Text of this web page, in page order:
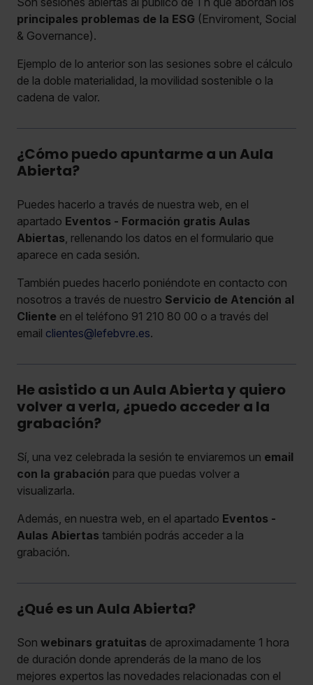
principales problemas de la ESG (Enviroment, Social
& Governance).
Ejemplo de lo anterior son las sesiones sobre el cálculo
de la doble materialidad, la movilidad sostenible o la
cadena de valor.
¿Cómo puedo apuntarme a un Aula
Abierta?
Puedes hacerlo a través de nuestra web, en el
apartado Eventos - Formación gratis Aulas
Abiertas, rellenando los datos en el formulario que
aparece en cada sesión.
También puedes hacerlo poniéndote en contacto con
nosotros a través de nuestro Servicio de Atención al
Cliente en el teléfono 91 210 80 00 o a través del
email clientes@lefebvre.es.
He asistido a un Aula Abierta y quiero
volver a verla, ¿puedo acceder a la
grabación?
Sí, una vez celebrada la sesión te enviaremos un email
con la grabación para que puedas volver a
visualizarla.
Además, en nuestra web, en el apartado Eventos -
Aulas Abiertas también podrás acceder a la
grabación.
¿Qué es un Aula Abierta?
Son webinars gratuitas de aproximadamente 1 hora
de duración donde aprenderás de la mano de los
mejores expertos las novedades relacionadas con el